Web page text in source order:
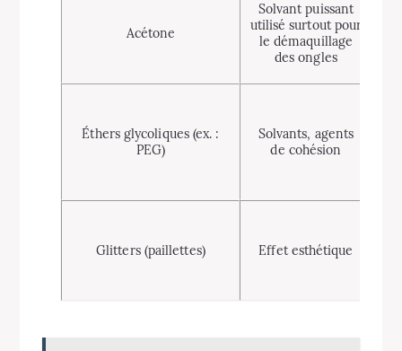
Acétone
Solvant puissant
utilisé surtout pour
le démaquillage
des ongles
Éthers glycoliques (ex. :
PEG)
Solvants, agents
de cohésion
Glitters (paillettes) Effet esthétique